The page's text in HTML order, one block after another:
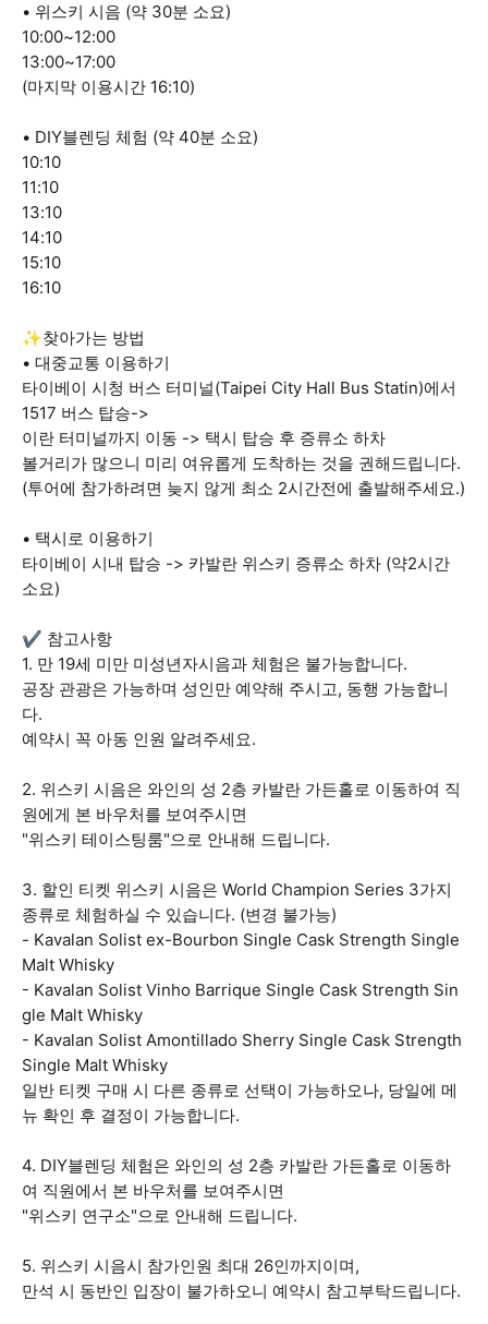
• 위스키 시음 (약 30분 소요)
10:00~12:00
13:00~17:00
(마지막 이용시간 16:10)
• DIY블렌딩 체험 (약 40분 소요)
10:10
11:10
13:10
14:10
15:10
16:10
✨찾아가는 방법
• 대중교통 이용하기
타이베이 시청 버스 터미널(Taipei City Hall Bus Statin)에서
1517 버스 탑승->
이란 터미널까지 이동 -> 택시 탑승 후 증류소 하차
볼거리가 많으니 미리 여유롭게 도착하는 것을 권해드립니다.
(투어에 참가하려면 늦지 않게 최소 2시간전에 출발해주세요.)
• 택시로 이용하기
타이베이 시내 탑승 -> 카발란 위스키 증류소 하차 (약2시간
소요)
✔ 참고사항
1. 만 19세 미만 미성년자시음과 체험은 불가능합니다.
공장 관광은 가능하며 성인만 예약해 주시고, 동행 가능합니
다.
예약시 꼭 아동 인원 알려주세요.
2. 위스키 시음은 와인의 성 2층 카발란 가든홀로 이동하여 직
원에게 본 바우처를 보여주시면
"위스키 테이스팅룸"으로 안내해 드립니다.
3. 할인 티켓 위스키 시음은 World Champion Series 3가지
종류로 체험하실 수 있습니다. (변경 불가능)
- Kavalan Solist ex-Bourbon Single Cask Strength Single
Malt Whisky
- Kavalan Solist Vinho Barrique Single Cask Strength Sin
gle Malt Whisky
- Kavalan Solist Amontillado Sherry Single Cask Strength
Single Malt Whisky
일반 티켓 구매 시 다른 종류로 선택이 가능하오나, 당일에 메
뉴 확인 후 결정이 가능합니다.
4. DIY블렌딩 체험은 와인의 성 2층 카발란 가든홀로 이동하
여 직원에서 본 바우처를 보여주시면
"위스키 연구소"으로 안내해 드립니다.
5. 위스키 시음시 참가인원 최대 26인까지이며,
만석 시 동반인 입장이 불가하오니 예약시 참고부탁드립니다.